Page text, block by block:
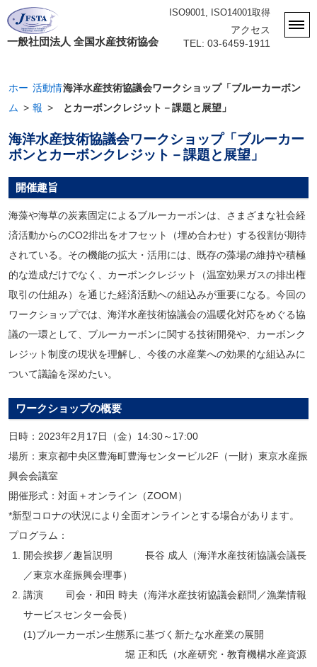
一般社団法人 全国水産技術協会
ISO9001, ISO14001取得
アクセス
TEL: 03-6459-1911
ホー
ム
活動情
報
海洋水産技術協議会ワークショップ「ブルーカーボン
とカーボンクレジット－課題と展望」
海洋水産技術協議会ワークショップ「ブルーカー
ボンとカーボンクレジット－課題と展望」
開催趣旨
海藻や海草の炭素固定によるブルーカーボンは、さまざまな社会経
済活動からのCO2排出をオフセット（埋め合わせ）する役割が期待
されている。その機能の拡大・活用には、既存の藻場の維持や積極
的な造成だけでなく、カーボンクレジット（温室効果ガスの排出権
取引の仕組み）を通じた経済活動への組込みが重要になる。今回の
ワークショップでは、海洋水産技術協議会の温暖化対応をめぐる協
議の一環として、ブルーカーボンに関する技術開発や、カーボンク
レジット制度の現状を理解し、今後の水産業への効果的な組込みに
ついて議論を深めたい。
ワークショップの概要
日時：2023年2月17日（金）14:30～17:00
場所：東京都中央区豊海町豊海センタービル2F（一財）東京水産振
興会会議室
開催形式：対面＋オンライン（ZOOM）
*新型コロナの状況により全面オンラインとする場合があります。
プログラム：
開会挨拶／趣旨説明 長谷 成人（海洋水産技術協議会議長
／東京水産振興会理事）
講演 司会・和田 時夫（海洋水産技術協議会顧問／漁業情報
サービスセンター会長）
(1)ブルーカーボン生態系に基づく新たな水産業の展開
堀 正和氏（水産研究・教育機構水産資源